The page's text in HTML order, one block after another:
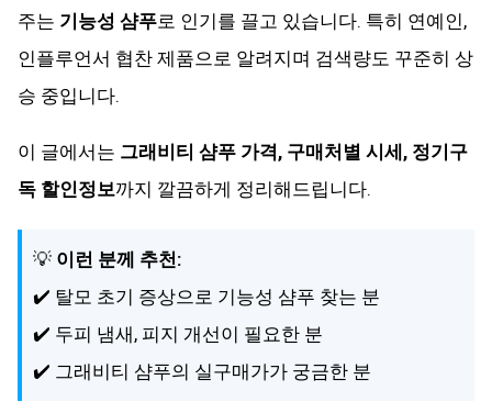
주는 기능성 샴푸로 인기를 끌고 있습니다. 특히 연예인,
인플루언서 협찬 제품으로 알려지며 검색량도 꾸준히 상
승 중입니다.
이 글에서는 그래비티 샴푸 가격, 구매처별 시세, 정기구
독 할인정보까지 깔끔하게 정리해드립니다.
💡 이런 분께 추천:
✔️ 탈모 초기 증상으로 기능성 샴푸 찾는 분
✔️ 두피 냄새, 피지 개선이 필요한 분
✔️ 그래비티 샴푸의 실구매가가 궁금한 분